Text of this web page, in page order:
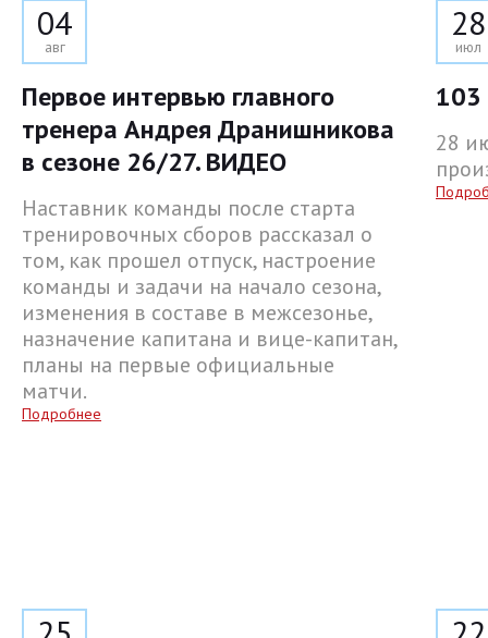
04
авг
Первое интервью главного
тренера Андрея Дранишникова
в сезоне 26/27. ВИДЕО
Наставник команды после старта
тренировочных сборов рассказал о
том, как прошел отпуск, настроение
команды и задачи на начало сезона,
изменения в составе в межсезонье,
назначение капитана и вице-капитан,
планы на первые официальные
матчи.
Подробнее
28
июл
103
28